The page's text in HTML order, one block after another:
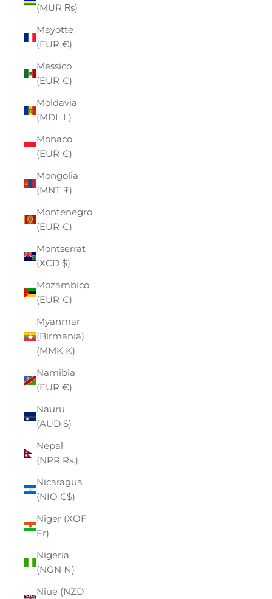
(MUR ₨)
Mayotte
(EUR €)
Messico
(EUR €)
Moldavia
(MDL L)
Monaco
(EUR €)
Mongolia
(MNT ₮)
Montenegro
(EUR €)
Montserrat
(XCD $)
Mozambico
(EUR €)
Myanmar
(Birmania)
(MMK K)
Namibia
(EUR €)
Nauru
(AUD $)
Nepal
(NPR Rs.)
Nicaragua
(NIO C$)
Niger (XOF
Fr)
Nigeria
(NGN ₦)
Niue (NZD